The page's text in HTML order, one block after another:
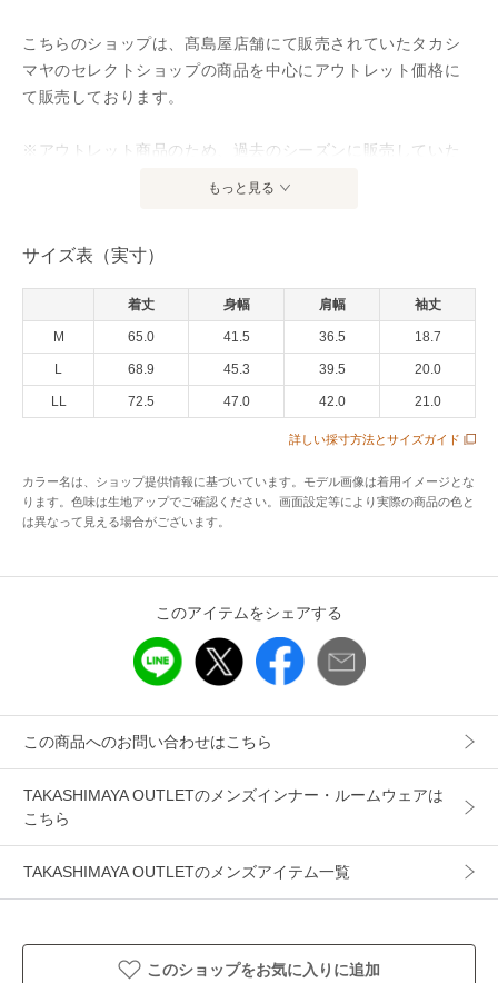
こちらのショップは、髙島屋店舗にて販売されていたタカシ
マヤのセレクトショップの商品を中心にアウトレット価格に
て販売しております。
※アウトレット商品のため、過去のシーズンに販売していた
※タカシマヤカードでの特価品のご利用時のポイントは1％と
アイテム情報
配送料
全国一律715円（税込）
性別タイプ メンズ
本体：綿100% 首ゴム部：綿70%、ポリエステ
詳細は下記よりお問い合わせください
ギフト 可
もっと見る
サイズ表（実寸）
着丈 身幅 肩幅 袖丈
M 65.0 41.5 36.5 18.7
L 68.9 45.3 39.5 20.0
LL 72.5 47.0 42.0 21.0
詳しい採寸方法とサイズガイド
カラー名は、ショップ提供情報に基づいています。モデル画像は着用イメージとな
ります。色味は生地アップでご確認ください。画面設定等により実際の商品の色と
は異なって見える場合がございます。
このアイテムをシェアする
この商品へのお問い合わせはこちら
TAKASHIMAYA OUTLETのメンズインナー・ルームウェアは
こちら
TAKASHIMAYA OUTLETのメンズアイテム一覧
このショップをお気に入りに追加